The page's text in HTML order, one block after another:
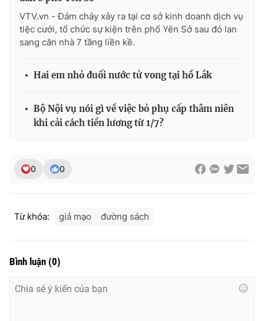
Ðiện thoại Thời báo VTV:
Email:toasoan@vtv.vn
Liên hệ quảng cáo:024-7300.7108
thuận bằng văn bản. Ghi rõ nguồn VTV.vn khi phát hành lại
VTV.vn - Đám cháy xảy ra tại cơ sở kinh doanh dịch vụ
tiệc cưới, tổ chức sự kiện trên phố Yên Sở sau đó lan
sang căn nhà 7 tầng liền kề.
Hai em nhỏ đuối nước tử vong tại hồ Lắk
Bộ Nội vụ nói gì về việc bỏ phụ cấp thâm niên
khi cải cách tiền lương từ 1/7?
0 0
Từ khóa: giả mạo đường sách
Bình luận (0)